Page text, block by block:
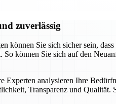
zuverlässig
Sie sich sicher sein,
können Sie sich auf den
analysieren Ihre
Transparenz und